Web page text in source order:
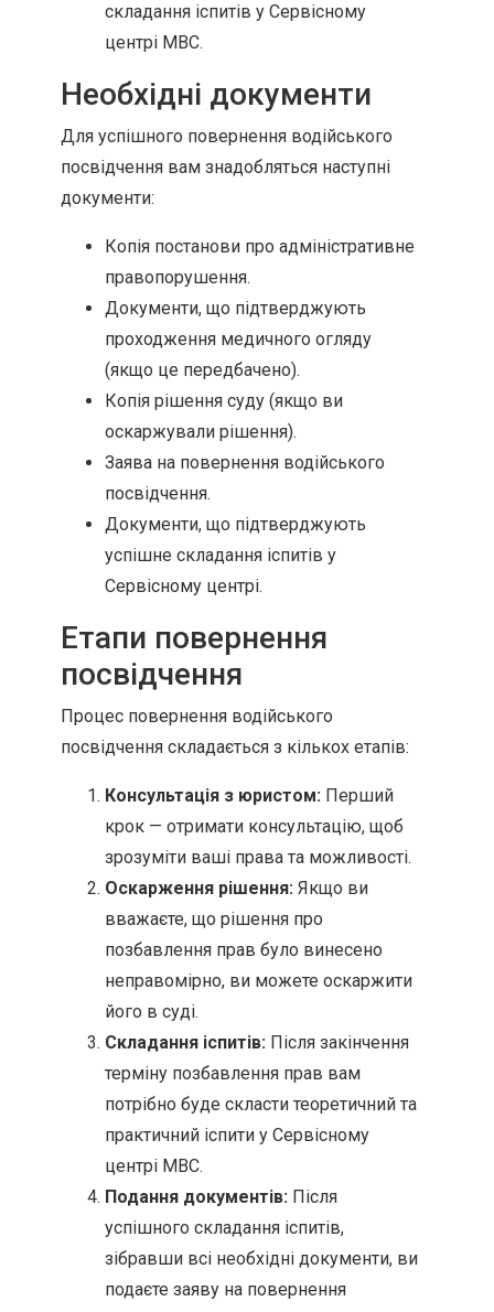
складання іспитів у Сервісному
центрі МВС.
Необхідні документи
Для успішного повернення водійського
посвідчення вам знадобляться наступні
документи:
Копія постанови про адміністративне
правопорушення.
Документи, що підтверджують
проходження медичного огляду
(якщо це передбачено).
Копія рішення суду (якщо ви
оскаржували рішення).
Заява на повернення водійського
посвідчення.
Документи, що підтверджують
успішне складання іспитів у
Сервісному центрі.
Етапи повернення
посвідчення
Процес повернення водійського
посвідчення складається з кількох етапів:
Консультація з юристом: Перший
крок — отримати консультацію, щоб
зрозуміти ваші права та можливості.
Оскарження рішення: Якщо ви
вважаєте, що рішення про
позбавлення прав було винесено
неправомірно, ви можете оскаржити
його в суді.
Складання іспитів: Після закінчення
терміну позбавлення прав вам
потрібно буде скласти теоретичний та
практичний іспити у Сервісному
центрі МВС.
Подання документів: Після
успішного складання іспитів,
зібравши всі необхідні документи, ви
подаєте заяву на повернення